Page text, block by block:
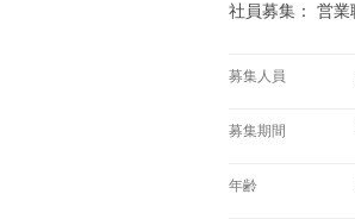
社員募集： 営業
募集人員
募集期間
年齢